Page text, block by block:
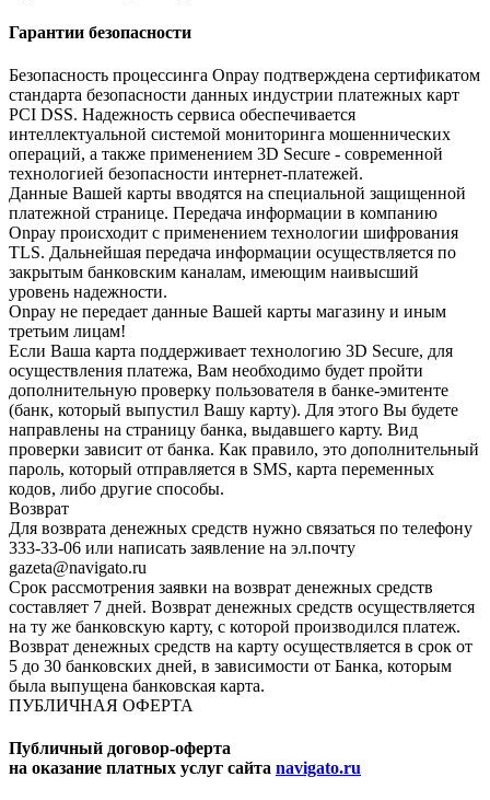
Гарантии безопасности
Безопасность процессинга Onpay подтверждена сертификатом
стандарта безопасности данных индустрии платежных карт
PCI DSS. Надежность сервиса обеспечивается
интеллектуальной системой мониторинга мошеннических
операций, а также применением 3D Secure - современной
технологией безопасности интернет-платежей.
Данные Вашей карты вводятся на специальной защищенной
платежной странице. Передача информации в компанию
Onpay происходит с применением технологии шифрования
TLS. Дальнейшая передача информации осуществляется по
закрытым банковским каналам, имеющим наивысший
уровень надежности.
Onpay не передает данные Вашей карты магазину и иным
третьим лицам!
Если Ваша карта поддерживает технологию 3D Secure, для
осуществления платежа, Вам необходимо будет пройти
дополнительную проверку пользователя в банке-эмитенте
(банк, который выпустил Вашу карту). Для этого Вы будете
направлены на страницу банка, выдавшего карту. Вид
проверки зависит от банка. Как правило, это дополнительный
пароль, который отправляется в SMS, карта переменных
кодов, либо другие способы.
Возврат
Для возврата денежных средств нужно связаться по телефону
333-33-06 или написать заявление на эл.почту
gazeta@navigato.ru
Срок рассмотрения заявки на возврат денежных средств
составляет 7 дней. Возврат денежных средств осуществляется
на ту же банковскую карту, с которой производился платеж.
Возврат денежных средств на карту осуществляется в срок от
5 до 30 банковских дней, в зависимости от Банка, которым
была выпущена банковская карта.
ПУБЛИЧНАЯ ОФЕРТА
Публичный договор-оферта
на оказание платных услуг сайта navigato.ru